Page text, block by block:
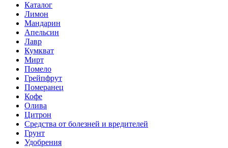
Каталог
Лимон
Мандарин
Апельсин
Лавр
Кумкват
Мирт
Помело
Грейпфрут
Померанец
Кофе
Олива
Цитрон
Средства от болезней и вредителей
Грунт
Удобрения